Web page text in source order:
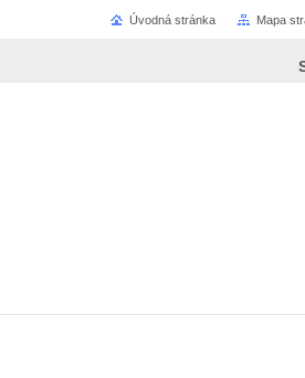
Úvodná stránka Mapa